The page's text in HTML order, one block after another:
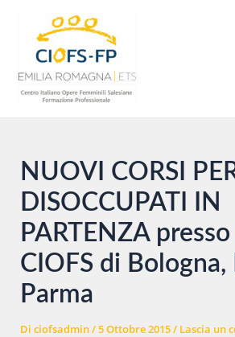
contenuto
NUOVI CORSI
DISOCCUPATI IN
PARTENZA
CIOFS di Bologna,
Parma
Di ciofsadmin/5 Ottobre 2015/ Lascia un